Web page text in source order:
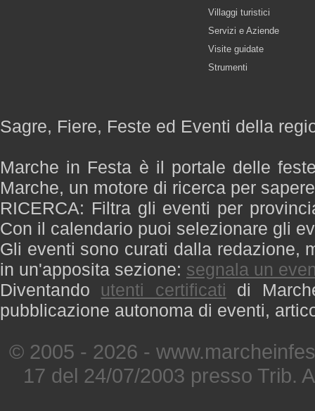
Villaggi turistici
Servizi e Aziende
Visite guidate
Strumenti
Sagre, Fiere, Feste ed Eventi della
Marche in Festa è il portale delle
Marche, un motore di ricerca per
RICERCA: Filtra gli eventi per
Con il calendario puoi selezionare gli
Gli eventi sono curati dalla redazione,
in un'apposita sezione: segnala un
Diventando utenti certificati di
pubblicazione autonoma di eventi,
© 2005 - 2026 -
17 del 24/07/2003 presso Trib.